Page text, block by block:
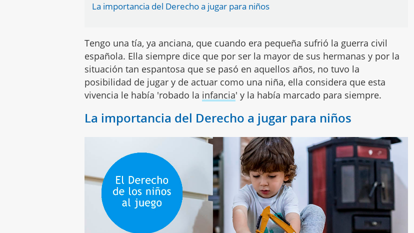
La importancia del Derecho a jugar para niños
Tengo una tía, ya anciana, que cuando era pequeña sufrió la guerra civil
española. Ella siempre dice que por ser la mayor de sus hermanas y por la
situación tan espantosa que se pasó en aquellos años, no tuvo la
posibilidad de jugar y de actuar como una niña, ella considera que esta
vivencia le había 'robado la infancia' y la había marcado para siempre.
La importancia del Derecho a jugar para niños